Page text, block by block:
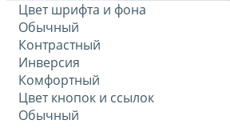
Цвет шрифта и фона
Обычный
Контрастный
Инверсия
Комфортный
Цвет кнопок и ссылок
Обычный